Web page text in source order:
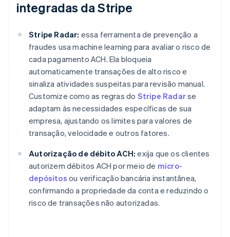
integradas da Stripe
Stripe Radar: essa ferramenta de prevenção a
fraudes usa machine learning para avaliar o risco de
cada pagamento ACH. Ela bloqueia
automaticamente transações de alto risco e
sinaliza atividades suspeitas para revisão manual.
Customize como as regras do Stripe Radarse
adaptam às necessidades específicas de sua
empresa, ajustando os limites para valores de
transação, velocidade e outros fatores.
Autorização de débito ACH: exija que os clientes
autorizem débitos ACH por meio de micro-
depósitos ou verificação bancária instantânea,
confirmando a propriedade da conta e reduzindo o
risco de transações não autorizadas.